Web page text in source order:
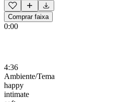
Comprar faixa
0:00
4:36
Ambiente/Tema
happy
intimate